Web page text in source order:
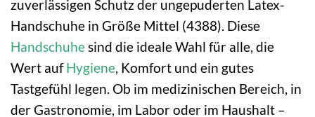
zuverlässigen Schutz der ungepuderten Latex-
Handschuhe in Größe Mittel (4388). Diese
Handschuhesind die ideale Wahl für alle, die
Wert aufHygiene, Komfort und ein gutes
Tastgefühl legen. Ob im medizinischen Bereich, in
der Gastronomie, im Labor oder im Haushalt –